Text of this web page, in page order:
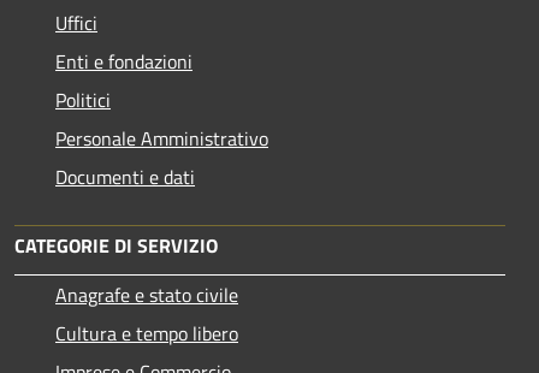
Uffici
Enti e fondazioni
Politici
Personale Amministrativo
Documenti e dati
CATEGORIE DI SERVIZIO
Anagrafe e stato civile
Cultura e tempo libero